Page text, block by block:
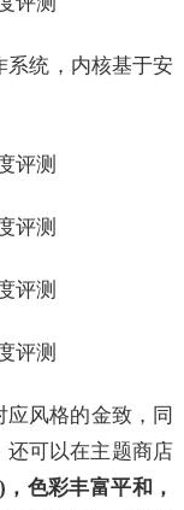
系统，内核基于安
风格的金致，同
还可以在主题商店
色彩丰富平和，